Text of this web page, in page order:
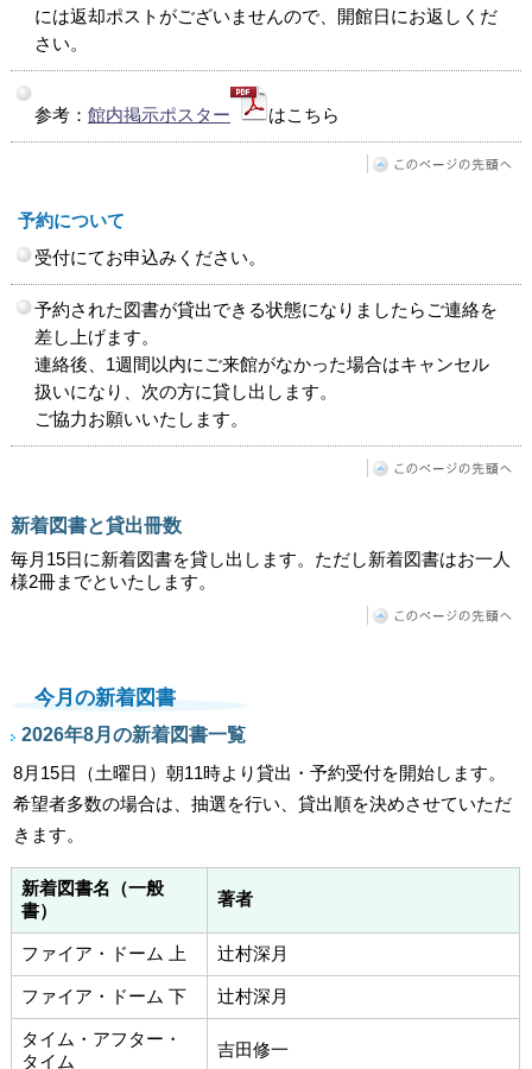
には返却ポストがございませんので、開館日にお返しくだ
さい。
参考： 館内掲示ポスター はこちら
予約について
受付にてお申込みください。
予約された図書が貸出できる状態になりましたらご連絡を
差し上げます。
連絡後、1週間以内にご来館がなかった場合はキャンセル
扱いになり、次の方に貸し出します。
ご協力お願いいたします。
新着図書と貸出冊数
毎月15日に新着図書を貸し出します。ただし新着図書はお一人
様2冊までといたします。
今月の新着図書
2026年8月の新着図書一覧
8月15日（土曜日）朝11時より貸出・予約受付を開始します。
希望者多数の場合は、抽選を行い、貸出順を決めさせていただ
きます。
新着図書名（一般
書）
著者
ファイア・ドーム 上 辻村深月
ファイア・ドーム 下 辻村深月
タイム・アフター・
タイム
吉田修一